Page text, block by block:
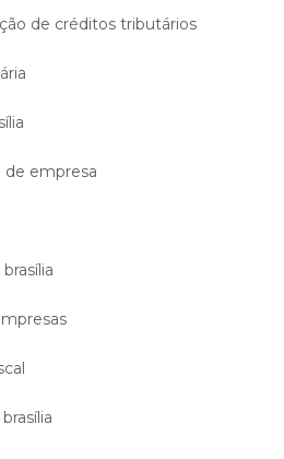
de créditos tributários
de empresa